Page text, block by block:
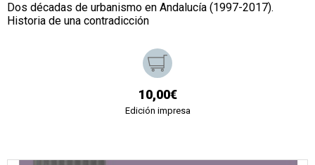
Dos décadas de urbanismo en Andalucía (1997-2017).
Historia de una contradicción
10,00€
Edición impresa